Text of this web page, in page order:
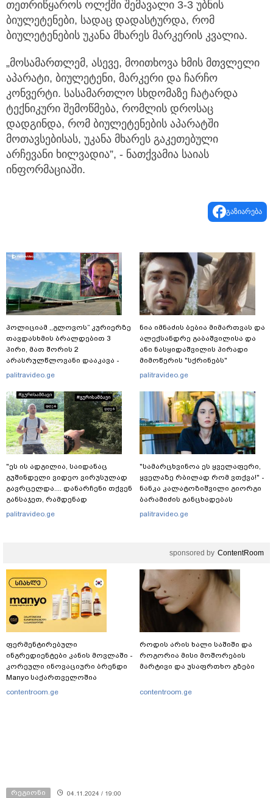
თეთრიწყაროს ოლქში შემავალი 3-3 უბნის
ბიულეტენები, სადაც დადასტურდა, რომ
ბიულეტენების უკანა მხარეს მარკერის კვალია.
„მოსამართლემ, ასევე, მოითხოვა ხმის მთვლელი
აპარატი, ბიულეტენი, მარკერი და ჩარჩო
კონვერტი. სასამართლო სხდომაზე ჩატარდა
ტექნიკური შემოწმება, რომლის დროსაც
დადგინდა, რომ ბიულეტენების აპარატში
მოთავსებისას, უკანა მხარეს გაკეთებული
არჩევანი ხილვადია”, - ნათქვამია საიას
ინფორმაციაში.
გაზიარება
პოლიციამ ,,გლოვოს” კურიერზე
თავდასხმის ბრალდებით 3
პირი, მათ შორის 2
არასრულწლოვანი დააკავა -
შსს ინფორმაციას ავრცელებს
palitravideo.ge
"ეს ის ადგილია, საიდანაც
გუშინდელი ვიდეო ვირუსულად
გავრცელდა.... დანარჩენი თქვენ
განსაჯეთ, რამდენად
შესაძლებელია აქ ადამიანის
palitravideo.ge
ნია იმნაძის ბებია მიმართვას და
ალექსანდრე გაბაშვილისა და
ანი ნასყიდაშვილის პირადი
მიმოწერის "სქრინებს"
ავრცელებს
palitravideo.ge
"სა­მარ­ცხვი­ნოა ეს ყვე­ლა­ფე­რი,
ყვე­ლა­ზე რბი­ლად რომ ვთქვა!" -
ნანკა კალატოზიშვილი გიორგი
ბარამიძის განცხადებას
ეხმაურება
palitravideo.ge
sponsored by ContentRoom
ფერმენტირებული
ინგრედიენტები კანის მოვლაში -
კორეული ინოვაციური ბრენდი
Manyo საქართველოშია
contentroom.ge
როდის არის ხალი საშიში და
როგორია მისი მოშორების
მარტივი და უსაფრთხო გზები
contentroom.ge
რეგიონი 04.11.2024 / 19:00